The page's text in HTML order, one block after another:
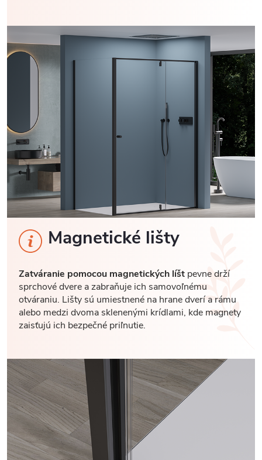
Magnetické lišty
Zatváranie pomocou magnetických líšt pevne drží
sprchové dvere a zabraňuje ich samovoľnému
otváraniu. Lišty sú umiestnené na hrane dverí a rámu
alebo medzi dvoma sklenenými krídlami, kde magnety
zaisťujú ich bezpečné priľnutie.